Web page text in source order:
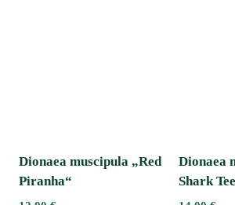
Dionaea muscipula „Red
Piranha“
Dionaea
Shark